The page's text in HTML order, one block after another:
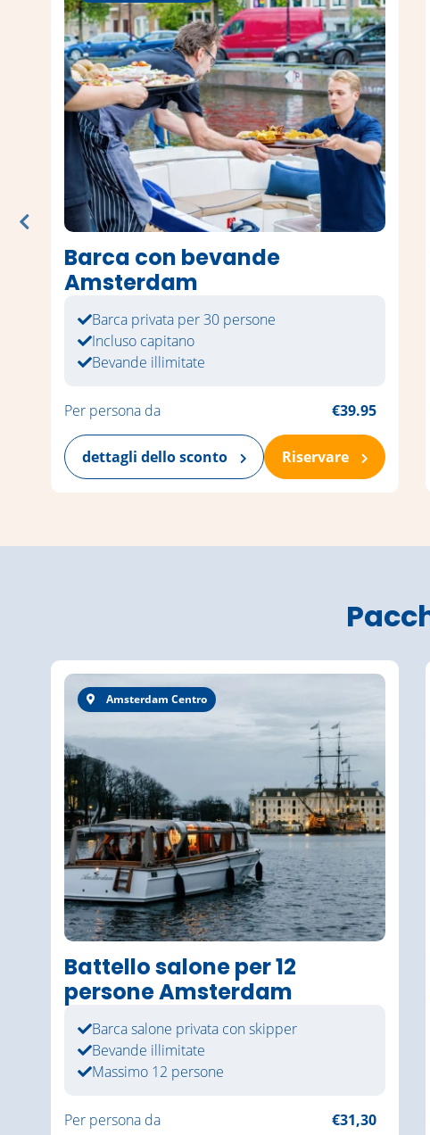
Barca con bevande
Amsterdam
Barca privata per 30 persone
Incluso capitano
Bevande illimitate
Per persona da €39.95
Riservare
dettagli dello sconto
Amsterdam Centro
Battello salone per 12
persone Amsterdam
Barca salone privata con skipper
Bevande illimitate
Massimo 12 persone
Per persona da €31,30